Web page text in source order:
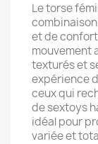
Le torse
et de
mouvement
texturés et
expérience
ceux qui
de sextoys
idéal pour
variée et